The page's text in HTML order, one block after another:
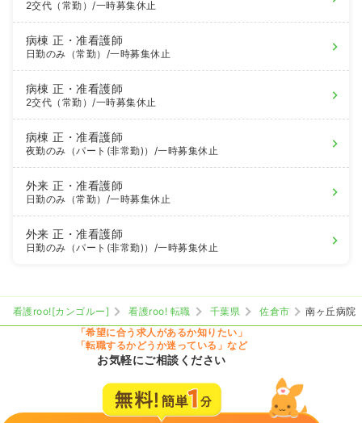
2交代（常勤）/一時募集休止
病棟正・准看護師
日勤のみ（常勤） /一時募集休止
病棟正・准看護師
2交代（常勤）/一時募集休止
病棟正・准看護師
夜勤のみ（パート(非常勤)） /一時募集休止
外来正・准看護師
日勤のみ（常勤） /一時募集休止
外来正・准看護師
日勤のみ（パート(非常勤)） /一時募集休止
看護roo![カンゴルー] 看護roo! 転職 千葉県 佐倉市
南ヶ丘病院
「希望に合う求人があるか知りたい」
「転職するかどうか迷っている」など
お気軽にご相談ください